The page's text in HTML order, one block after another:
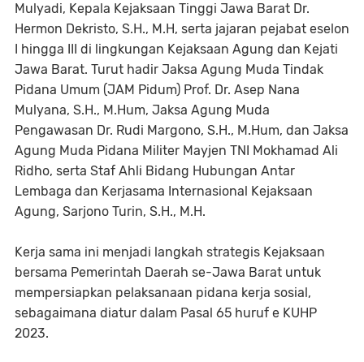
Mulyadi, Kepala Kejaksaan Tinggi Jawa Barat Dr.
Hermon Dekristo, S.H., M.H, serta jajaran pejabat eselon
I hingga III di lingkungan Kejaksaan Agung dan Kejati
Jawa Barat. Turut hadir Jaksa Agung Muda Tindak
Pidana Umum (JAM Pidum) Prof. Dr. Asep Nana
Mulyana, S.H., M.Hum, Jaksa Agung Muda
Pengawasan Dr. Rudi Margono, S.H., M.Hum, dan Jaksa
Agung Muda Pidana Militer Mayjen TNI Mokhamad Ali
Ridho, serta Staf Ahli Bidang Hubungan Antar
Lembaga dan Kerjasama Internasional Kejaksaan
Agung, Sarjono Turin, S.H., M.H.
Kerja sama ini menjadi langkah strategis Kejaksaan
bersama Pemerintah Daerah se-Jawa Barat untuk
mempersiapkan pelaksanaan pidana kerja sosial,
sebagaimana diatur dalam Pasal 65 huruf e KUHP
2023.